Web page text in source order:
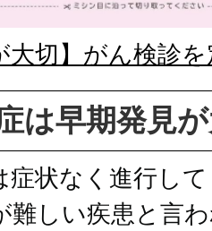
大切】がん検診
は早期発見
症状なく進行し
難しい疾患と言